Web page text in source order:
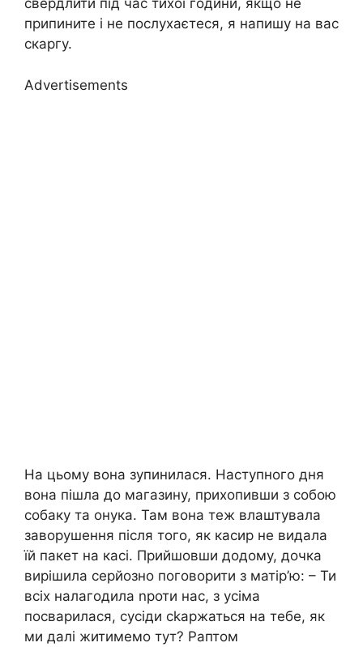
свердлити під час тихої години, якщо не
припините і не послухаєтеся, я напишу на вас
скаргу.
Advertisements
На цьому вона зупинилася. Наступного дня
вона пішла до магазину, прихопивши з собою
собаку та онука. Там вона теж влаштувала
заворушення після того, як касир не видала
їй пакет на касі. Прийшовши додому, дочка
вирішила серйозно поговорити з матір’ю: – Ти
всіх налагодила nроти нас, з усіма
посварилася, сусіди сkаржаться на тебе, як
ми далі житимемо тут? Раптом